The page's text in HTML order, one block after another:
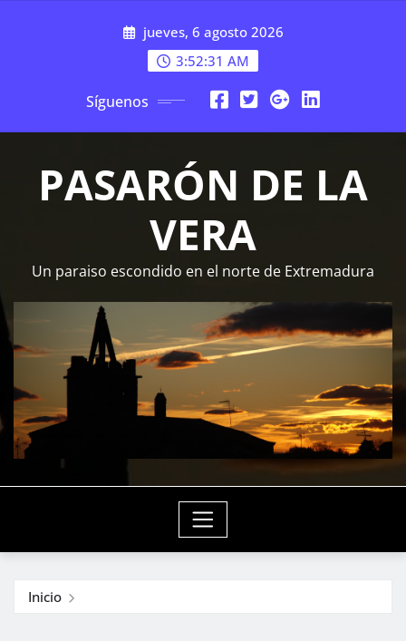
jueves, 6 agosto 2026
3:52:32 AM
Síguenos
PASARÓN DE LA
VERA
Un paraiso escondido en el norte de Extremadura
Inicio